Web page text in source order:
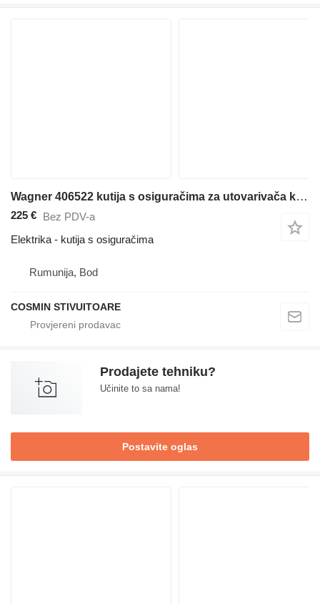
Wagner 406522 kutija s osiguračima za utovarivača kontejnera
225 € Bez PDV-a
Elektrika - kutija s osiguračima
Rumunija, Bod
COSMIN STIVUITOARE
Prodajete tehniku?
Učinite to sa nama!
Postavite oglas